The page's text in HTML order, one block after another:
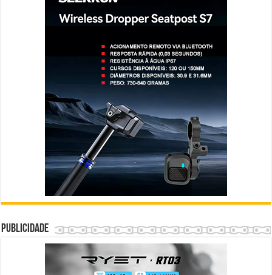
Publicidade